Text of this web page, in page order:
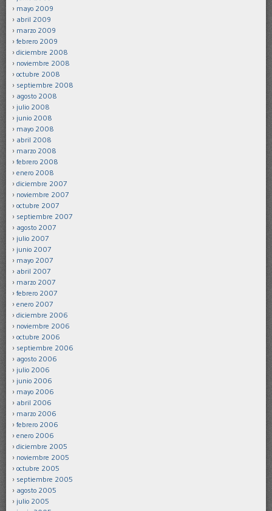
mayo 2009
abril 2009
marzo 2009
febrero 2009
diciembre 2008
noviembre 2008
octubre 2008
septiembre 2008
agosto 2008
julio 2008
junio 2008
mayo 2008
abril 2008
marzo 2008
febrero 2008
enero 2008
diciembre 2007
noviembre 2007
octubre 2007
septiembre 2007
agosto 2007
julio 2007
junio 2007
mayo 2007
abril 2007
marzo 2007
febrero 2007
enero 2007
diciembre 2006
noviembre 2006
octubre 2006
septiembre 2006
agosto 2006
julio 2006
junio 2006
mayo 2006
abril 2006
marzo 2006
febrero 2006
enero 2006
diciembre 2005
noviembre 2005
octubre 2005
septiembre 2005
agosto 2005
julio 2005